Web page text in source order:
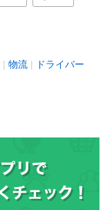
物流 ドライバー